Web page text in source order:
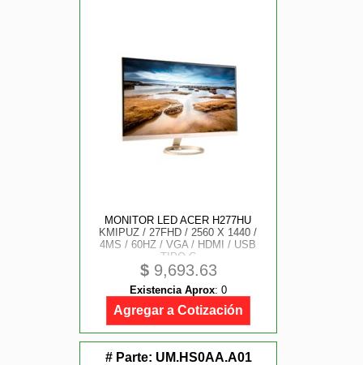
MONITOR LED ACER H277HU
KMIPUZ / 27FHD / 2560 X 1440 /
4MS / 60HZ / VGA / HDMI / USB
TIPO C
$9,693.63
Existencia Aprox: 0
Agregar a Cotización
# Parte: UM.HS0AA.A01